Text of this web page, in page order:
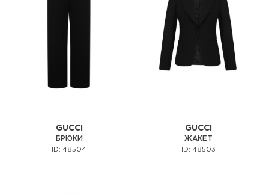
GUCCI
БРЮКИ
ID: 48504
GUCCI
ЖАКЕТ
ID: 48503